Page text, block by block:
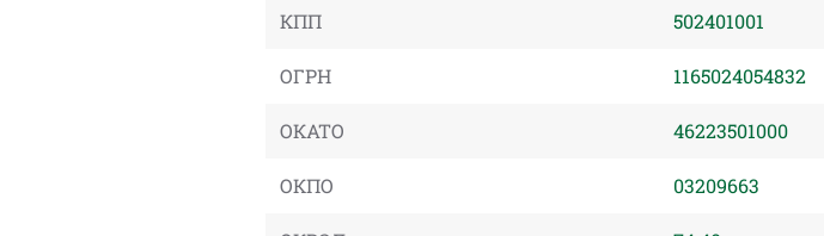
КПП 502401001
ОГРН 1165024054832
ОКАТО 46223501000
ОКПО 03209663